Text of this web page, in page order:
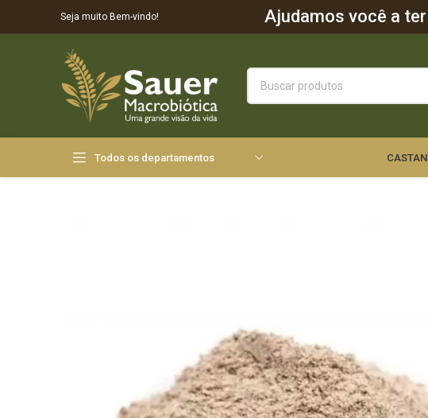
Seja muito Bem-vindo! Ajudamos você a
Todos os departamentos